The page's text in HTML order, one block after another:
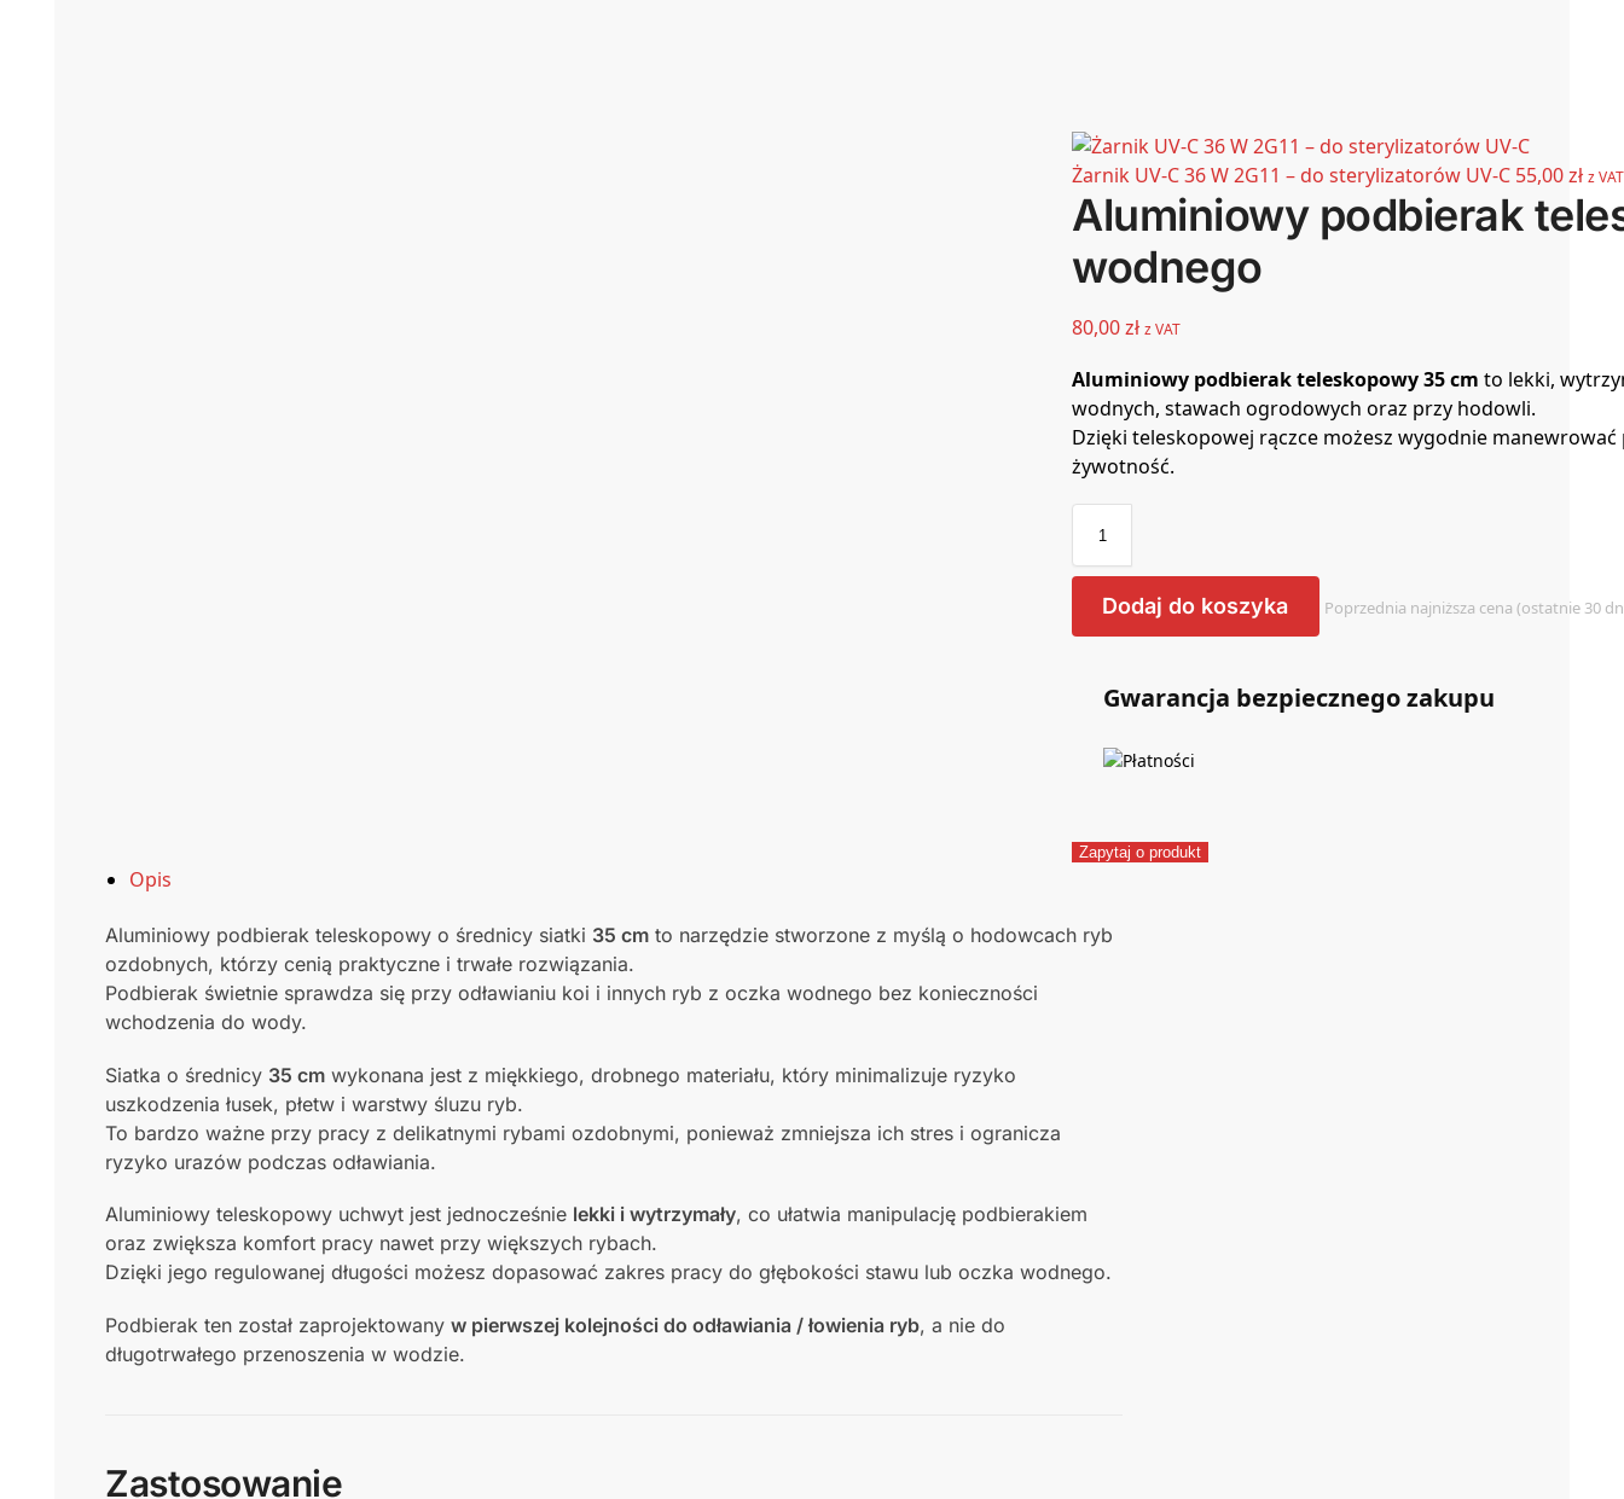
Żarnik UV-C 36 W 2G11 – do sterylizatorów UV-C 55,00zł z VAT
Aluminiowy podbierak
wodnego
80,00zł z VAT
Aluminiowy podbierak teleskopowy 35 cm to lekki,
wodnych, stawach ogrodowych oraz przy hodowli.
Dzięki teleskopowej rączce możesz wygodnie
żywotność.
Dodaj do koszyka Poprzednia najniższa cena (ostatnie 30
Gwarancja bezpiecznego zakupu
Zapytaj o produkt
Opis
Aluminiowy podbierak teleskopowy o średnicy siatki 35 cm to narzędzie stworzone z myślą o hodowcach ryb
ozdobnych, którzy cenią praktyczne i trwałe rozwiązania.
Podbierak świetnie sprawdza się przy odławianiu koi i innych ryb z oczka wodnego bez konieczności
wchodzenia do wody.
Siatka o średnicy 35 cm wykonana jest z miękkiego, drobnego materiału, który minimalizuje ryzyko
uszkodzenia łusek, płetw i warstwy śluzu ryb.
To bardzo ważne przy pracy z delikatnymi rybami ozdobnymi, ponieważ zmniejsza ich stres i ogranicza
ryzyko urazów podczas odławiania.
Aluminiowy teleskopowy uchwyt jest jednocześnie lekki i wytrzymały, co ułatwia manipulację podbierakiem
oraz zwiększa komfort pracy nawet przy większych rybach.
Dzięki jego regulowanej długości możesz dopasować zakres pracy do głębokości stawu lub oczka wodnego.
Podbierak ten został zaprojektowany w pierwszej kolejności do odławiania / łowienia ryb, a nie do
długotrwałego przenoszenia w wodzie.
Zastosowanie